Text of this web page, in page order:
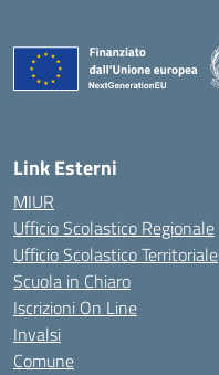
Link Esterni
MIUR
Ufficio Scolastico Regionale
Ufficio Scolastico Territoriale
Scuola in Chiaro
Iscrizioni On Line
Invalsi
Comune